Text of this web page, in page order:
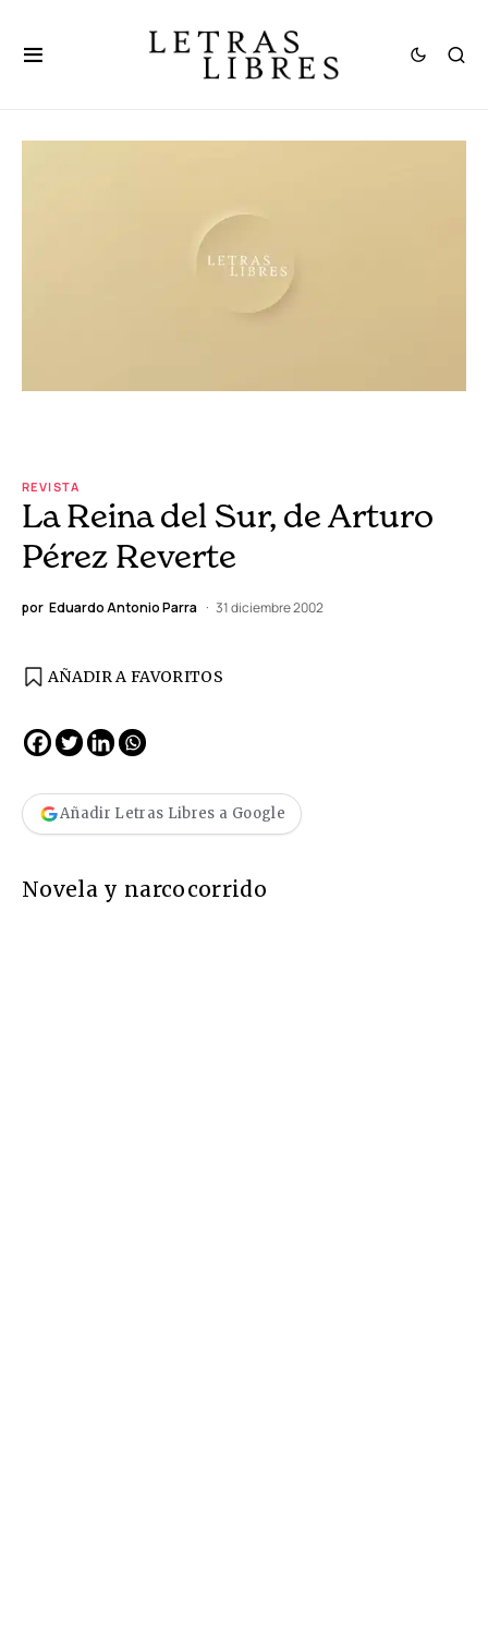
REVISTA
La Reina del Sur, de Arturo
Pérez Reverte
por Eduardo Antonio Parra 31 diciembre 2002
AÑADIR A FAVORITOS
Añadir Letras Libres a Google
Novela y narcocorrido